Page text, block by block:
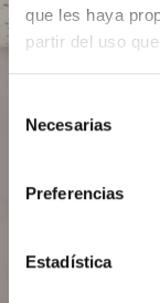
que les haya
partir del uso
Necesarias
Preferencias
Estadística
Gestiona de